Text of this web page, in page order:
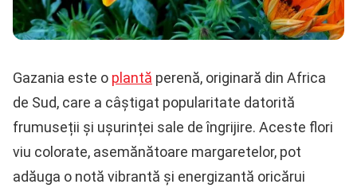
Gazania este o plantă perenă, originară din Africa
de Sud, care a câștigat popularitate datorită
frumuseții și ușurinței sale de îngrijire. Aceste flori
viu colorate, asemănătoare margaretelor, pot
adăuga o notă vibrantă și energizantă oricărui